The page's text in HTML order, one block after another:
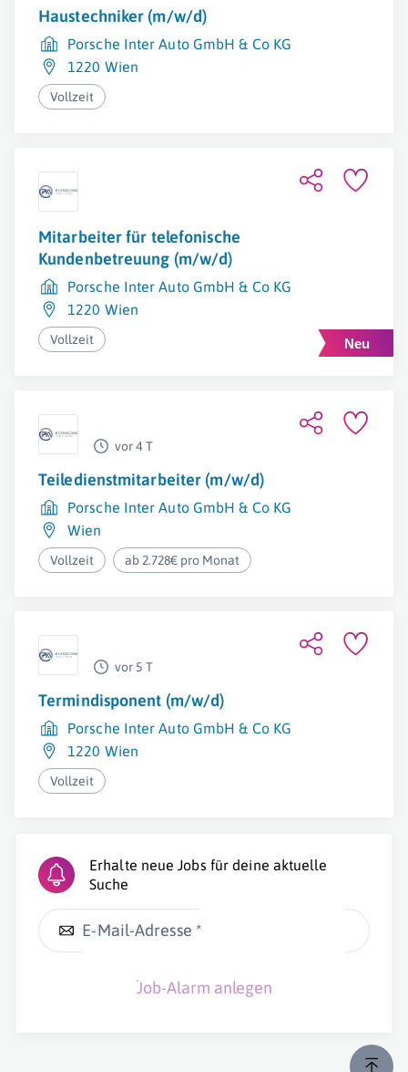
Haustechniker (m/w/d)
Porsche Inter Auto GmbH & Co KG
1220 Wien
Vollzeit
Mitarbeiter für telefonische
Kundenbetreuung (m/w/d)
Porsche Inter Auto GmbH & Co KG
1220 Wien
Vollzeit
vor 4 T
Teiledienstmitarbeiter (m/w/d)
Porsche Inter Auto GmbH & Co KG
Wien
Vollzeit ab 2.728€ pro Monat
vor 5 T
Termindisponent (m/w/d)
Porsche Inter Auto GmbH & Co KG
1220 Wien
Vollzeit
Erhalte neue Jobs für deine aktuelle
Suche
E-Mail-Adresse *
Job-Alarm anlegen